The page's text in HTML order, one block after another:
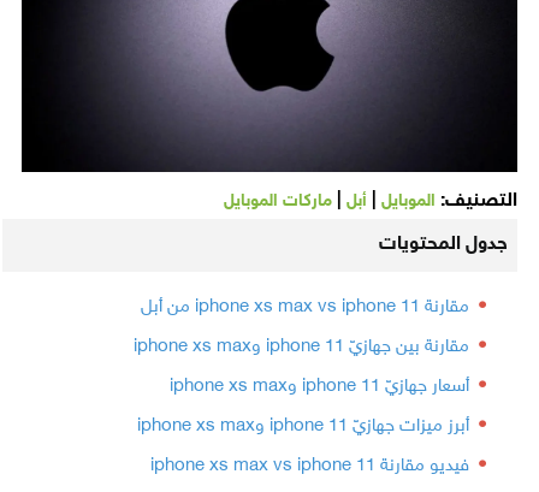
التصنيف: الموبايل| أبل| ماركات الموبايل
جدول المحتويات
مقارنة iphone xs max vs iphone 11 من أبل
مقارنة بين جهازيّ iphone 11 وiphone xs max
أسعار جهازيّ iphone 11 وiphone xs max
أبرز ميزات جهازيّ iphone 11 وiphone xs max
فيديو مقارنة iphone xs max vs iphone 11